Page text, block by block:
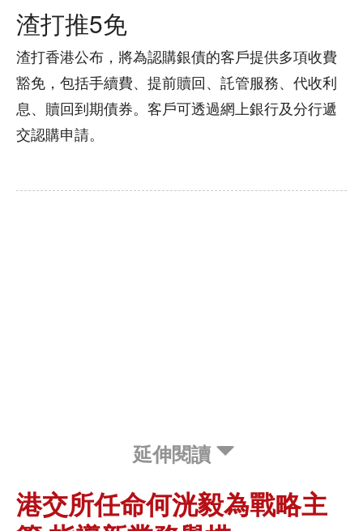
渣打推5免
渣打香港公布，將為認購銀債的客戶提供多項收費
豁免，包括手續費、提前贖回、託管服務、代收利
息、贖回到期債券。客戶可透過網上銀行及分行遞
交認購申請。
延伸閱讀
港交所任命何洸毅為戰略主